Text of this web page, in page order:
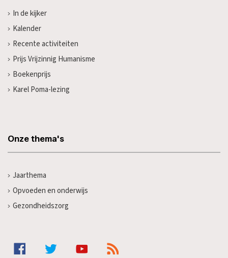
In de kijker
Kalender
Recente activiteiten
Prijs Vrijzinnig Humanisme
Boekenprijs
Karel Poma-lezing
Onze thema's
Jaarthema
Opvoeden en onderwijs
Gezondheidszorg